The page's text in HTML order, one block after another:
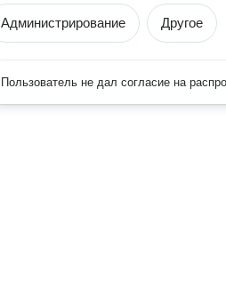
Администрирование Другое
Пользователь не дал согласие на